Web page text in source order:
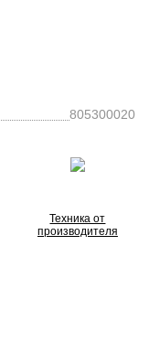
805300020
Техника от
производителя